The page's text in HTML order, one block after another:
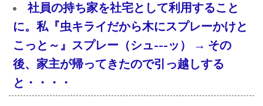
社員の持ち家を社宅として利用すること
に。私『虫キライだから木にスプレーかけと
こっと～』スプレー（シュ---ッ） → その
後、家主が帰ってきたので引っ越しする
と・・・・